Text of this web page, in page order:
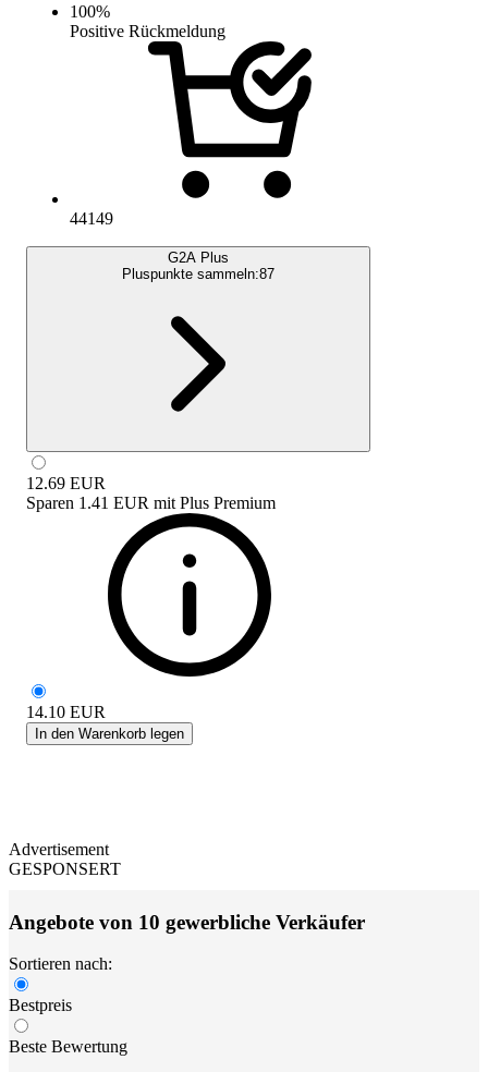
100%
Positive Rückmeldung
44149
G2A Plus
Pluspunkte sammeln:87
12.69 EUR
Sparen 1.41 EUR mit Plus Premium
14.10 EUR
In den Warenkorb legen
Advertisement
GESPONSERT
Angebote von 10 gewerbliche Verkäufer
Sortieren nach:
Bestpreis
Beste Bewertung